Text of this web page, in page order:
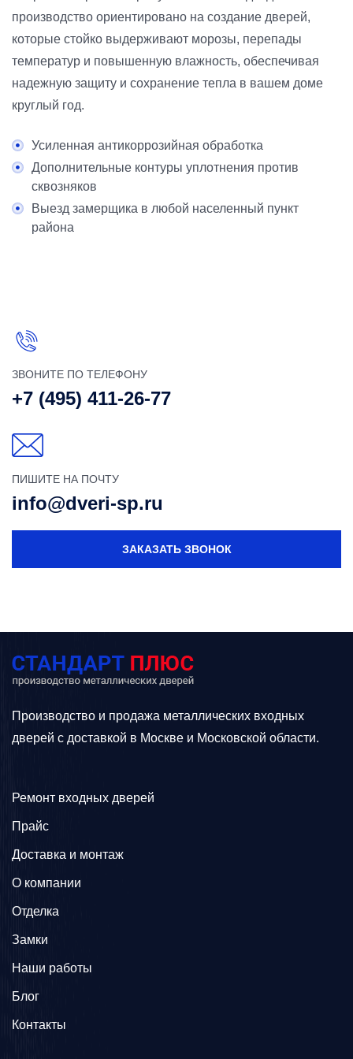
производство ориентировано на создание дверей,
которые стойко выдерживают морозы, перепады
температур и повышенную влажность, обеспечивая
надежную защиту и сохранение тепла в вашем доме
круглый год.
Усиленная антикоррозийная обработка
Дополнительные контуры уплотнения против
сквозняков
Выезд замерщика в любой населенный пункт
района
ЗВОНИТЕ ПО ТЕЛЕФОНУ
+7 (495) 411-26-77
ПИШИТЕ НА ПОЧТУ
info@dveri-sp.ru
ЗАКАЗАТЬ ЗВОНОК
Производство и продажа металлических входных
дверей с доставкой в Москве и Московской области.
Ремонт входных дверей
Прайс
Доставка и монтаж
О компании
Отделка
Замки
Наши работы
Блог
Контакты